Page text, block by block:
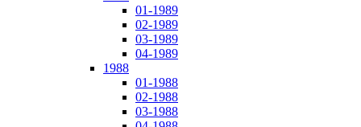
01-1989
02-1989
03-1989
04-1989
1988
01-1988
02-1988
03-1988